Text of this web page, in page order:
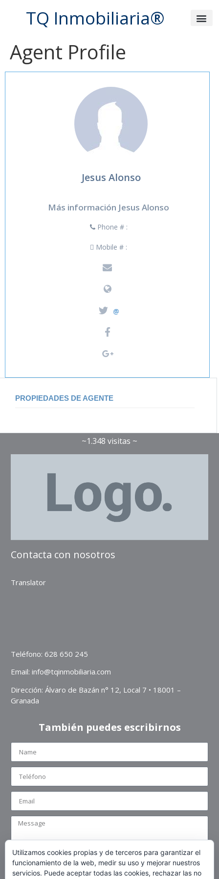
TQ Inmobiliaria®
Agent Profile
Jesus Alonso
Más información Jesus Alonso
Phone # :
Mobile # :
@
PROPIEDADES DE AGENTE
~1.348 visitas ~
Contacta con nosotros
Translator
Teléfono:628 650 245
Email:info@tqinmobiliaria.com
Dirección: Álvaro de Bazán n° 12, Local 7 • 18001 –
Granada
También puedes escribirnos
Acepto las Política de privacidad
Utilizamos cookies propias y de terceros para garantizar el
funcionamiento de la web, medir su uso y mejorar nuestros
servicios. Puede aceptar todas las cookies, rechazar las no